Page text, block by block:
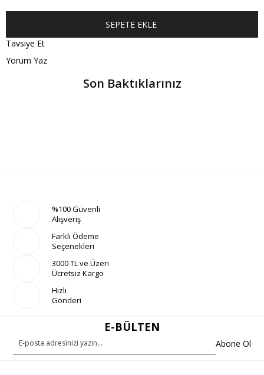
Tavsiye Et
Yorum Yaz
Son Baktıklarınız
%100 Güvenli
Alışveriş
Farklı Ödeme
Seçenekleri
3000 TL ve Üzeri
Ücretsiz Kargo
Hızlı
Gönderi
E-BÜLTEN
Abone Ol